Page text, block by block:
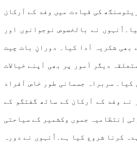
کی قیادت میں وفد کے اَرکان
نے بالخصوص نوجوانوں اور
بھی شکریہ اَدا کیا۔ دورانِ بات چیت
دیگر اَمور پر بھی اَپنے خیالات
سربراہ جسمانی طور خاص اَفراد
نے وفد کے اَرکان کے ساتھ گفتگو کے
اِنتظامیہ جموں وکشمیر کے سیاحتی
کرنا شروع کیا ہے۔اُنہوں نے دورہ